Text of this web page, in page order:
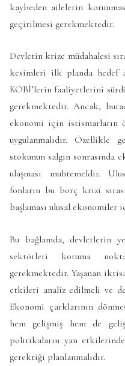
kaybeden ailelerin
geçirilmesi gerekmektedir.
Devletin krize müdahalesi
kesimleri ilk planda hedef
KOBİ’lerin faaliyetlerini
gerekmektedir. Ancak,
ekonomi için istismarların
uygulanmalıdır. Özellikle
stokunun salgın
ulaşması muhtemeldir.
fonların bu borç krizi
başlaması ulusal
Bu bağlamda, devletlerin
sektörleri koruma
gerekmektedir. Yaşanan
etkileri analiz edilmeli ve
Ekonomi çarklarının
hem gelişmiş hem de
politikaların yan
gerektiği planlanmalıdır.